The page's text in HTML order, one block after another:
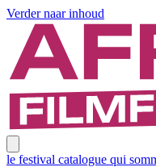
Verder naar inhoud
le festival catalogue qui